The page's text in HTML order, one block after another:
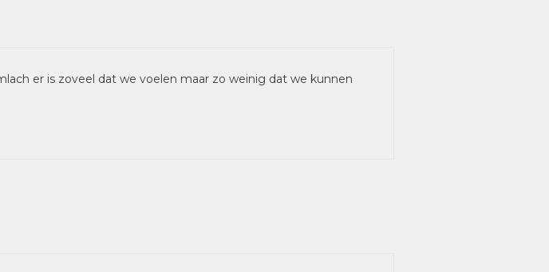
er is zoveel dat we voelen maar zo weinig dat we kunnen